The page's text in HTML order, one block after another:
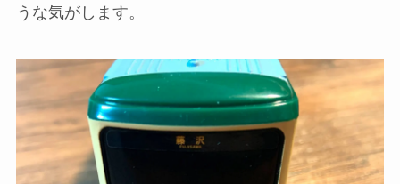
うな気がします。